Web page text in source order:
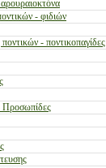
- φιδιών
- ποντικοπαγίδες
Προσωπίδες